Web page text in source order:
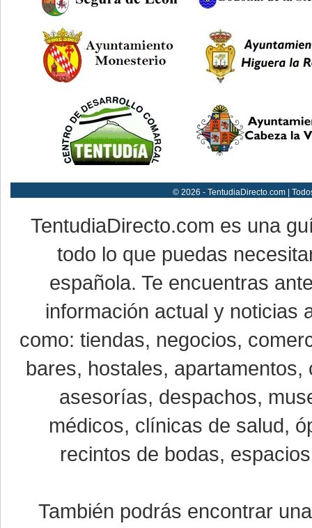
© 2026 - TentudiaDirecto.com |
TentudiaDirecto.com es una
todo lo que puedas
española. Te encuentras
información actual y noticias
como: tiendas, negocios,
bares, hostales,
asesorías, despachos,
médicos, clínicas de salud,
recintos de bodas,
También podrás encontrar